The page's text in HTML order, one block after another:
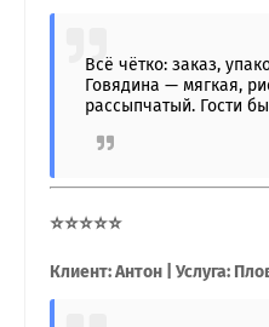
Всё чётко: заказ,
Говядина — мягкая,
рассыпчатый. Гости
⭐⭐⭐⭐⭐
Клиент: Антон | Услуга: